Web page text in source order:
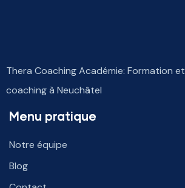
Thera Coaching Académie: Formation et
coaching à Neuchâtel
Menu pratique
Notre équipe
Blog